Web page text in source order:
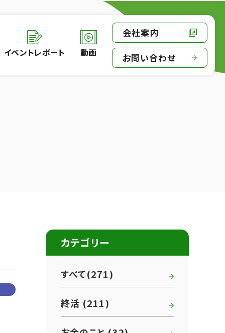
イベントレポート 動画
会社案内
お問い合わせ
カテゴリー
すべて(271)
終活 (211)